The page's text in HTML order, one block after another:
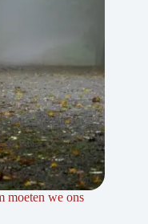
moeten we ons